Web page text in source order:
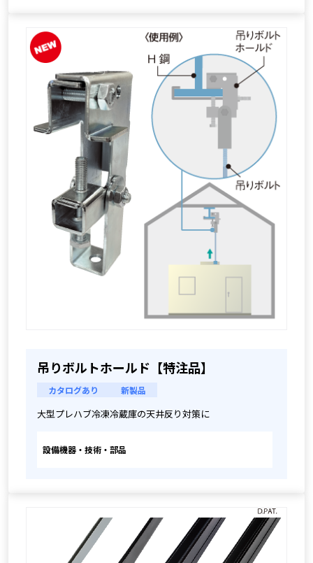
吊りボルトホールド【特注品】
カタログあり 新製品
大型プレハブ冷凍冷蔵庫の天井反り対策に
設備機器・技術・部品